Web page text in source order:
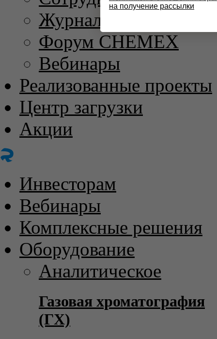
Журнал
Форум CHEMEX
Вебинары
Реализованные проекты
Центр загрузки
Акции
Инвесторам
Вебинары
Комплексные решения
Оборудование
Аналитическое
Газовая хроматография
(ГХ)
на получение рассылки